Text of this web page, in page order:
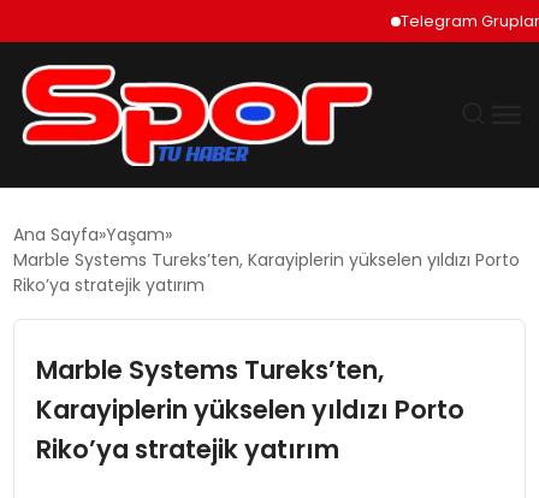
Telegram Grupları
DÜNYA
SIYASET
TEKNOLOJI
Ana Sayfa Yaşam
Marble Systems Tureks’ten, Karayiplerin yükselen yıldızı Porto
Riko’ya stratejik yatırım
Marble Systems Tureks’ten,
Karayiplerin yükselen yıldızı Porto
Riko’ya stratejik yatırım